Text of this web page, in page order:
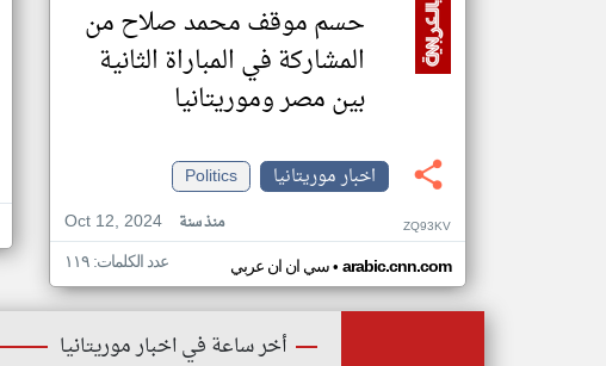
حسم موقف محمد صلاح من
المشاركة في المباراة الثانية
بين مصر وموريتانيا
اخبار موريتانيا
Politics
Oct 12, 2024
منذ سنة ZQ93KV
سي ان ان عربي• arabic.cnn.com عدد الكلمات: ١١٩
أخر ساعة في اخبار موريتانيا